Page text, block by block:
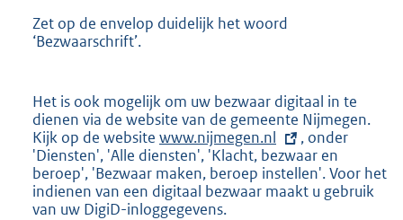
Zet op de envelop duidelijk het woord
‘Bezwaarschrift’.
Het is ook mogelijk om uw bezwaar digitaal in te
dienen via de website van de gemeente Nijmegen.
Kijk op de website E
x
t
e
r
www.nijmegen.nl
, onder
'Diensten', 'Alle diensten', 'Klacht, bezwaar en
beroep', 'Bezwaar maken, beroep instellen'. Voor het
indienen van een digitaal bezwaar maakt u gebruik
van uw DigiD-inloggegevens.